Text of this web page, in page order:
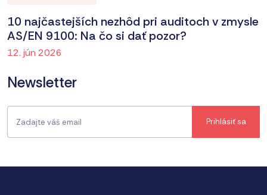
10 najčastejších nezhôd pri auditoch v zmysle
AS/EN 9100: Na čo si dať pozor?
12. jún 2026
Newsletter